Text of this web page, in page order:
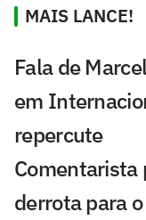
MAIS LANCE!
Fala de
em
repercute
Comentarista
derrota para